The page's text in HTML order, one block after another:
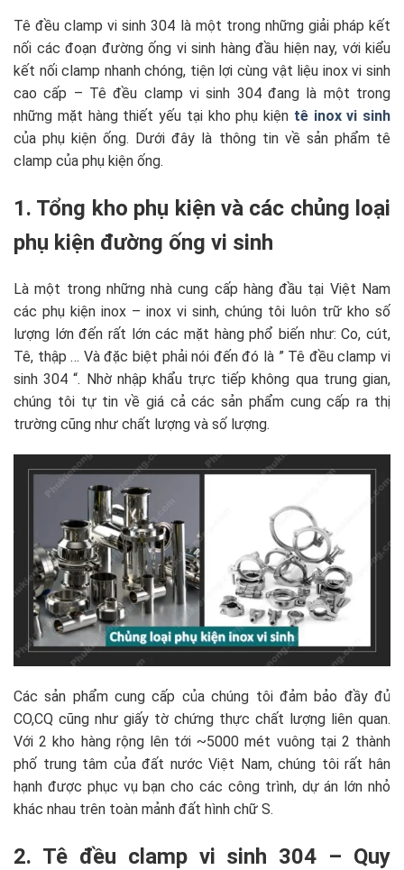
Tê đều clamp vi sinh 304 là một trong những giải pháp kết
nối các đoạn đường ống vi sinh hàng đầu hiện nay, với kiểu
kết nối clamp nhanh chóng, tiện lợi cùng vật liệu inox vi sinh
cao cấp – Tê đều clamp vi sinh 304 đang là một trong
những mặt hàng thiết yếu tại kho phụ kiện tê inox vi sinh
của phụ kiện ống. Dưới đây là thông tin về sản phẩm tê
clamp của phụ kiện ống.
1. Tổng kho phụ kiện và các chủng loại
phụ kiện đường ống vi sinh
Là một trong những nhà cung cấp hàng đầu tại Việt Nam
các phụ kiện inox – inox vi sinh, chúng tôi luôn trữ kho số
lượng lớn đến rất lớn các mặt hàng phổ biến như: Co, cút,
Tê, thập … Và đặc biệt phải nói đến đó là ” Tê đều clamp vi
sinh 304 “. Nhờ nhập khẩu trực tiếp không qua trung gian,
chúng tôi tự tin về giá cả các sản phẩm cung cấp ra thị
trường cũng như chất lượng và số lượng.
Các sản phẩm cung cấp của chúng tôi đảm bảo đầy đủ
CO,CQ cũng như giấy tờ chứng thực chất lượng liên quan.
Với 2 kho hàng rộng lên tới ~5000 mét vuông tại 2 thành
phố trung tâm của đất nước Việt Nam, chúng tôi rất hân
hạnh được phục vụ bạn cho các công trình, dự án lớn nhỏ
khác nhau trên toàn mảnh đất hình chữ S.
2. Tê đều clamp vi sinh 304 – Quy